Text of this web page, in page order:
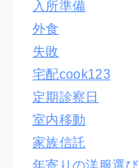
入所準備
外食
失敗
宅配cook123
定期診察日
室内移動
家族信託
年寄りの洋服選び